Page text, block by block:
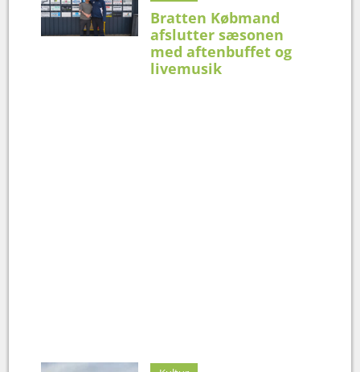
Bratten Købmand
afslutter sæsonen
med aftenbuffet og
livemusik